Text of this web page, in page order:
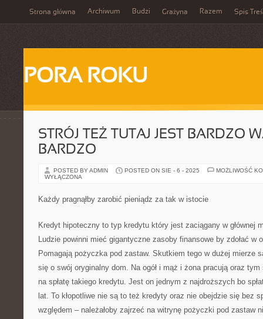
Strona główna Archiwum Budzi Grażyna Razem Spis
PORA ROKU
STRÓJ TEŻ TUTAJ JEST BARDZO
BARDZO
POSTED BY ADMIN POSTED ON SIE - 6 - 2025
MOŻLIWOŚĆ
WYŁĄCZONA
Każdy pragnąłby zarobić pieniądz za tak w istocie
Kredyt hipoteczny to typ kredytu który jest zaciągany w głównej
Ludzie powinni mieć gigantyczne zasoby finansowe by zdołać w
Pomagają pożyczka pod zastaw. Skutkiem tego w dużej mierze
się o swój oryginalny dom. Na ogół i mąż i żona pracują oraz
na spłatę takiego kredytu. Jest on jednym z najdroższych bo
lat. To kłopotliwe nie są to też kredyty oraz nie obejdzie się bez
względem – należałoby zajrzeć na witrynę pożyczki pod zastaw